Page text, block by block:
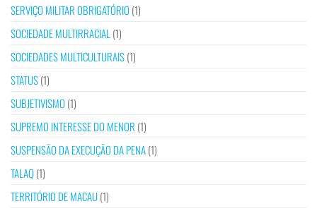
SERVIÇO MILITAR OBRIGATÓRIO (1)
SOCIEDADE MULTIRRACIAL (1)
SOCIEDADES MULTICULTURAIS(1)
STATUS(1)
SUBJETIVISMO (1)
SUPREMO INTERESSE DO MENOR (1)
SUSPENSÃO DA EXECUÇÃO DA PENA(1)
TALAQ(1)
TERRITÓRIO DE MACAU(1)